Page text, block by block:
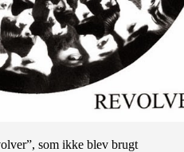
som ikke blev brugt